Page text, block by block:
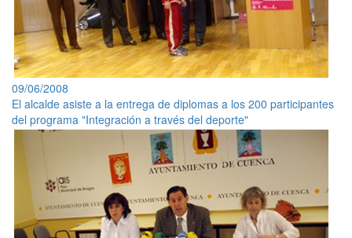
09/06/2008
El alcalde asiste a la entrega de diplomas a los 200 participantes
del programa "Integración a través del deporte"